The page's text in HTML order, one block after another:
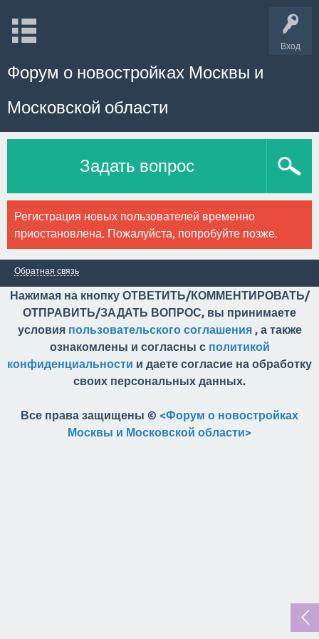
Вход
Форум о новостройках Москвы и
Московской области
Задать вопрос
Регистрация новых пользователей временно
приостановлена. Пожалуйста, попробуйте позже.
Обратная связь
Нажимая на кнопку ОТВЕТИТЬ/КОММЕНТИРОВАТЬ/
ОТПРАВИТЬ/ЗАДАТЬ ВОПРОС, вы принимаете
условия пользовательского соглашения, а также
ознакомлены и согласны с политикой
конфиденциальности и даете согласие на обработку
своих персональных данных.
Все права защищены © <Форум о новостройках
Москвы и Московской области>